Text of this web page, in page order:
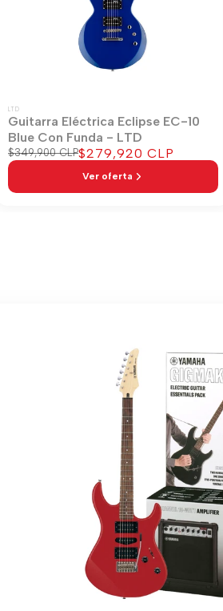
LTD
Guitarra Eléctrica Eclipse EC-10
Blue Con Funda - LTD
Precio
regular
$349,900 CLPPrecio
venta
$279,920 CLP
Ver oferta